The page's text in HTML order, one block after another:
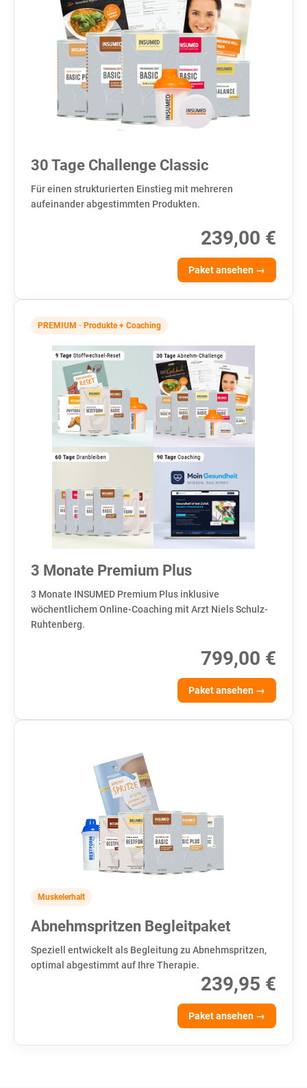
30 Tage Challenge Classic
Für einen strukturierten Einstieg mit mehreren
aufeinander abgestimmten Produkten.
239,00 €
Paket ansehen →
PREMIUM · Produkte + Coaching
3 Monate Premium Plus
3 Monate INSUMED Premium Plus inklusive
wöchentlichem Online-Coaching mit Arzt Niels Schulz-
Ruhtenberg.
799,00 €
Paket ansehen →
Muskelerhalt
Abnehmspritzen Begleitpaket
Speziell entwickelt als Begleitung zu Abnehmspritzen,
optimal abgestimmt auf Ihre Therapie.
239,95 €
Paket ansehen →